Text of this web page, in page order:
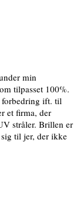
min
tilpasset 100%.
forbedring ift. til
et firma, der
stråler. Brillen er
sig til jer, der ikke